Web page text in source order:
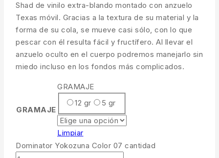
Shad de vinilo extra-blando montado con anzuelo
Texas móvil. Gracias a la textura de su material y la
forma de su cola, se mueve casi sólo, con lo que
pescar con él resulta fácil y fructífero. Al llevar el
anzuelo oculto en el cuerpo podremos manejarlo sin
miedo incluso en los fondos más complicados.
GRAMAJE
GRAMAJE
12 gr
5 gr
Limpiar
Dominator Yokozuna Color 07 cantidad